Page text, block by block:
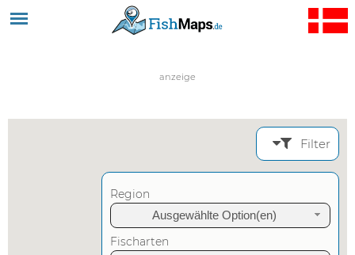
Jump to navigation
anzeige
Filter
Region
Ausgewählte Option(en)
Fischarten